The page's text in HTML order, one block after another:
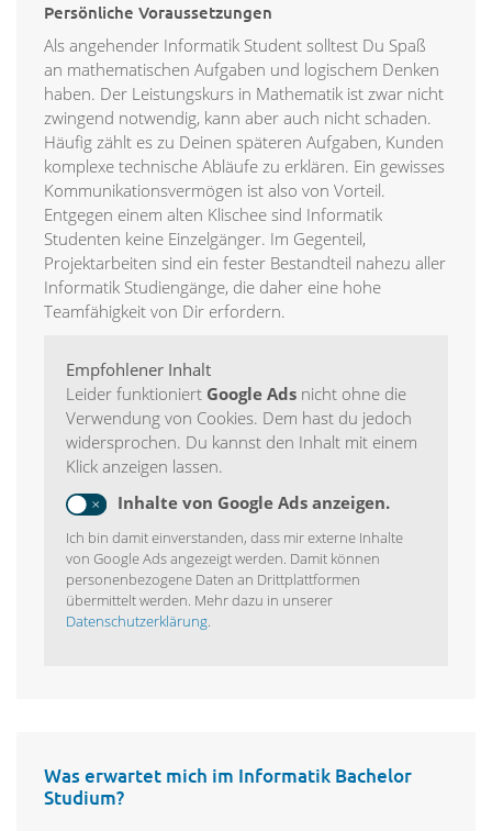
Persönliche Voraussetzungen
Als angehender Informatik Student solltest Du Spaß
an mathematischen Aufgaben und logischem Denken
haben. Der Leistungskurs in Mathematik ist zwar nicht
zwingend notwendig, kann aber auch nicht schaden.
Häufig zählt es zu Deinen späteren Aufgaben, Kunden
komplexe technische Abläufe zu erklären. Ein gewisses
Kommunikationsvermögen ist also von Vorteil.
Entgegen einem alten Klischee sind Informatik
Studenten keine Einzelgänger. Im Gegenteil,
Projektarbeiten sind ein fester Bestandteil nahezu aller
Informatik Studiengänge, die daher eine hohe
Teamfähigkeit von Dir erfordern.
Empfohlener Inhalt
Leider funktioniert Google Ads nicht ohne die
Verwendung von Cookies. Dem hast du jedoch
widersprochen. Du kannst den Inhalt mit einem
Klick anzeigen lassen.
Inhalte von Google Ads anzeigen.
Ich bin damit einverstanden, dass mir externe Inhalte
von Google Ads angezeigt werden. Damit können
personenbezogene Daten an Drittplattformen
übermittelt werden. Mehr dazu in unserer
Datenschutzerklärung.
Was erwartet mich im Informatik Bachelor
Studium?